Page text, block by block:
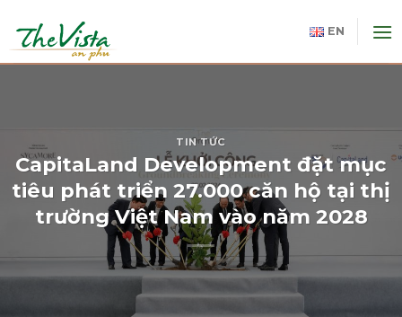
content
EN
TIN TỨC
CapitaLand Development đặt mục
tiêu phát triển 27.000 căn hộ tại thị
trường Việt Nam vào năm 2028